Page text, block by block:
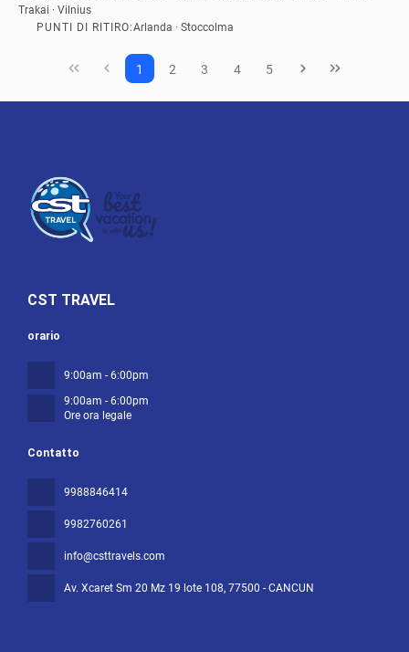
Trakai · Vilnius
PUNTI DI RITIRO:Arlanda · Stoccolma
1 2 3 4 5
CST TRAVEL
Contatto
9988846414
9982760261
info@csttravels.com
Av. Xcaret Sm 20 Mz 19 lote 108, 77500 - CANCUN
orario
9:00am - 6:00pm
9:00am - 6:00pm
Ore ora legale